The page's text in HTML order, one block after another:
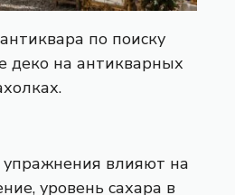
по поиску
деко на антикварных